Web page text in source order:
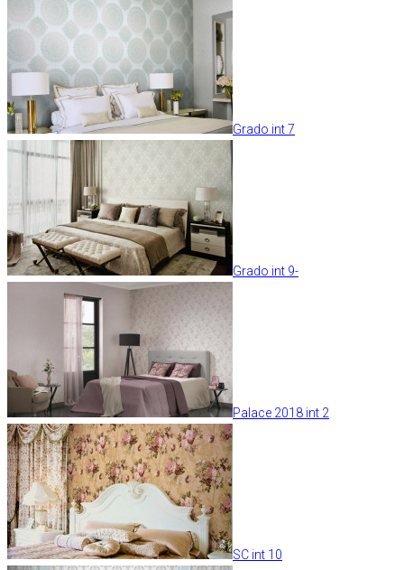
Grado int 7
Grado int 9-
Palace 2018 int 2
SC int 10